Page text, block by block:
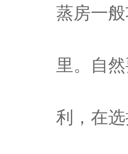
蒸房一
里。自
利，在